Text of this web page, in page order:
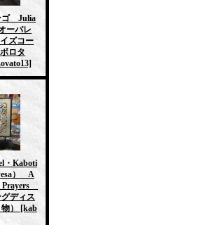
ゴ Julia
ーバレ
ズコー
ロタ
・Kaboti
） A
Prayers
ディス
）
[kab